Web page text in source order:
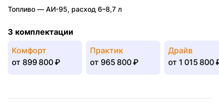
Топливо — АИ-95, расход 6–8,7 л
3 комплектации
Комфорт
от 899 800 ₽
Практик
от 965 800 ₽
Драйв
от 1 015 800